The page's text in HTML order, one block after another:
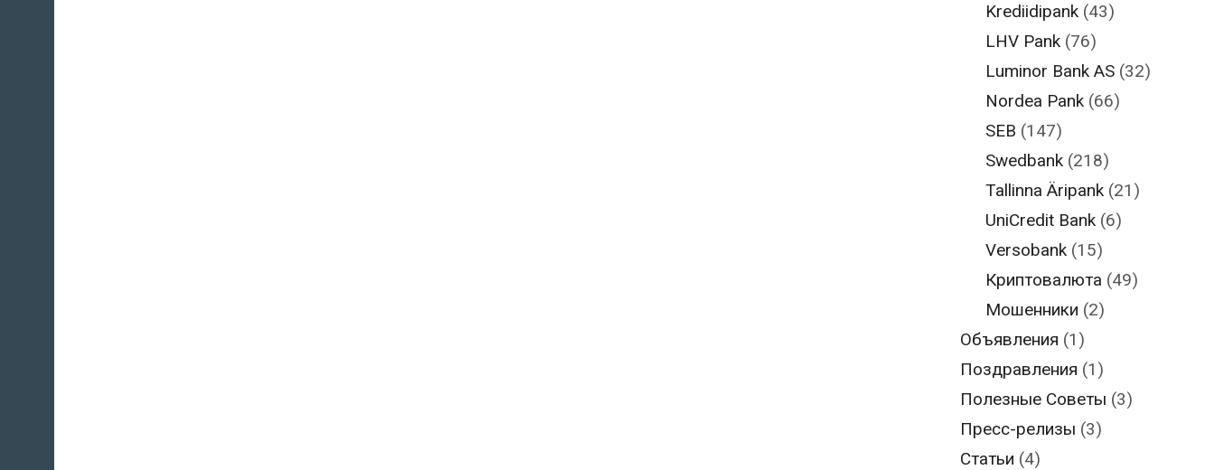
Krediidipank (43)
LHV Pank (76)
Luminor Bank AS (32)
Nordea Pank (66)
SEB (147)
Swedbank (218)
Tallinna Äripank (21)
UniCredit Bank (6)
Versobank (15)
Криптовалюта (49)
Мошенники (2)
Объявления (1)
Поздравления (1)
Полезные Советы (3)
Пресс-релизы (3)
Статьи (4)